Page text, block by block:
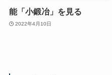
能「小鍛冶」を見る
2022年4月10日